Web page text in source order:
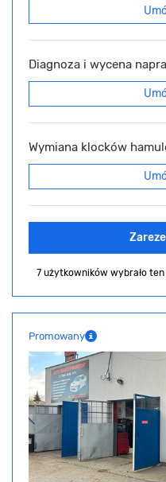
Diagnoza i wycena
Wymiana klocków
7 użytkowników wybrało
Promowany